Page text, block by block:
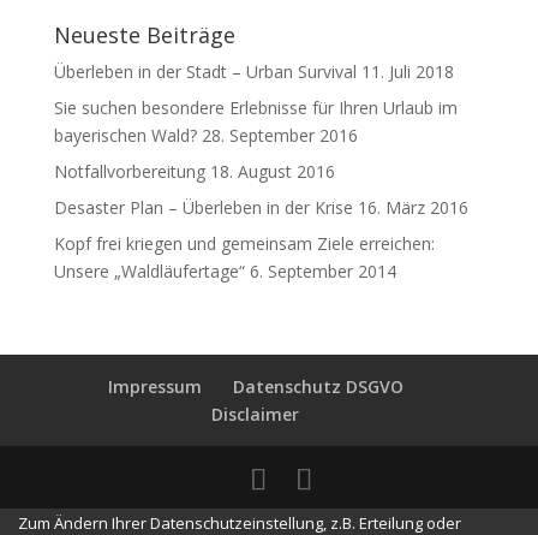
Neueste Beiträge
Überleben in der Stadt – Urban Survival 11. Juli 2018
Sie suchen besondere Erlebnisse für Ihren Urlaub im
bayerischen Wald? 28. September 2016
Notfallvorbereitung 18. August 2016
Desaster Plan – Überleben in der Krise 16. März 2016
Kopf frei kriegen und gemeinsam Ziele erreichen:
Unsere „Waldläufertage“ 6. September 2014
Impressum
Datenschutz DSGVO
Disclaimer
Zum Ändern Ihrer Datenschutzeinstellung, z.B. Erteilung oder